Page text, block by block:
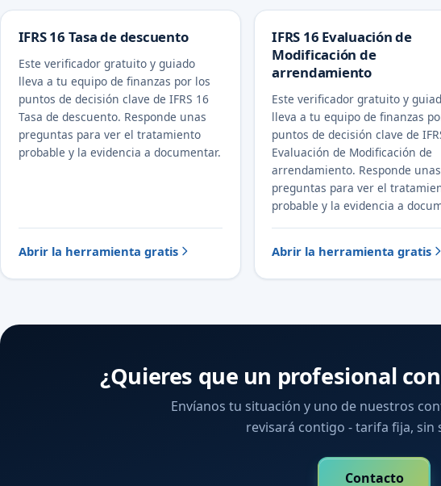
IFRS 16 Tasa de descuento
Este verificador gratuito y guiado
lleva a tu equipo de finanzas por los
puntos de decisión clave de IFRS 16
Tasa de descuento. Responde unas
preguntas para ver el tratamiento
probable y la evidencia a documentar.
Abrir la herramienta gratis
IFRS 16 Evaluación de
Modificación de
arrendamiento
Este verificador gratuito y
lleva a tu equipo de finanzas
puntos de decisión clave de
Evaluación de Modificación de
arrendamiento. Responde unas
preguntas para ver el
probable y la evidencia a
Abrir la herramienta gratis
¿Quieres que un profesional
Envíanos tu situación y uno de nuestros
revisará contigo - tarifa fija, sin
Contacto